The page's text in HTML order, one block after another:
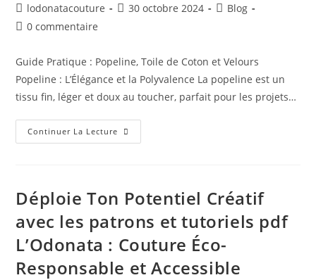
lodonatacouture 30 octobre 2024
Blog
0 commentaire
Guide Pratique : Popeline, Toile de Coton et Velours
Popeline : L’Élégance et la Polyvalence La popeline est un
tissu fin, léger et doux au toucher, parfait pour les projets…
Continuer La Lecture
Déploie Ton Potentiel Créatif
avec les patrons et tutoriels pdf
L’Odonata : Couture Éco-
Responsable et Accessible